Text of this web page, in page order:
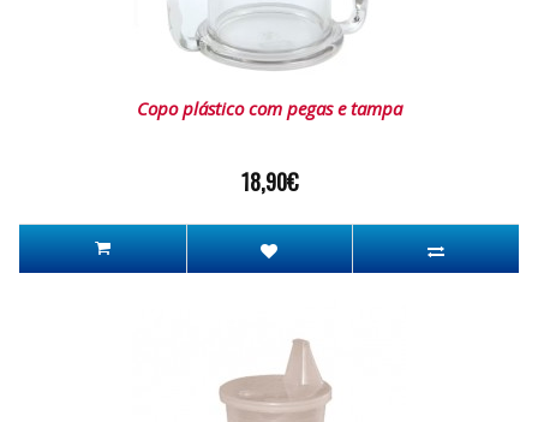
Copo plástico com pegas e tampa
18,90€